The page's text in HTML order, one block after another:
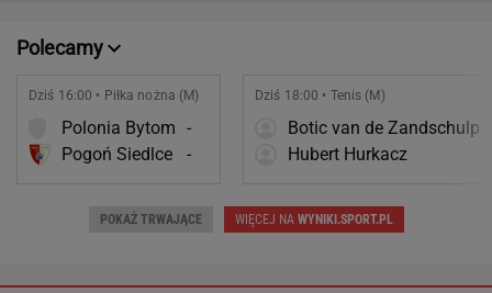
Polecamy
Dziś 16:00 • Piłka nożna (M)
Polonia Bytom -
Pogoń Siedlce
-
Dziś 18:00 • Tenis (M)
Botic van de Zandschulp
Hubert Hurkacz
POKAŻ TRWAJĄCE WIĘCEJ NAWYNIKI.SPORT.PL